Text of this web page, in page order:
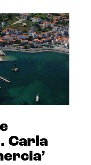
Carla